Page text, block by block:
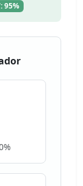
95%